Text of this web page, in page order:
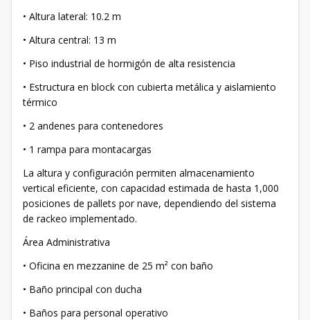
• Altura lateral: 10.2 m
• Altura central: 13 m
• Piso industrial de hormigón de alta resistencia
• Estructura en block con cubierta metálica y aislamiento
térmico
• 2 andenes para contenedores
• 1 rampa para montacargas
La altura y configuración permiten almacenamiento
vertical eficiente, con capacidad estimada de hasta 1,000
posiciones de pallets por nave, dependiendo del sistema
de rackeo implementado.
Área Administrativa
• Oficina en mezzanine de 25 m² con baño
• Baño principal con ducha
• Baños para personal operativo